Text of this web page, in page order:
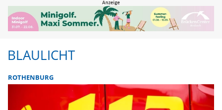
BLAULICHT
ROTHENBURG